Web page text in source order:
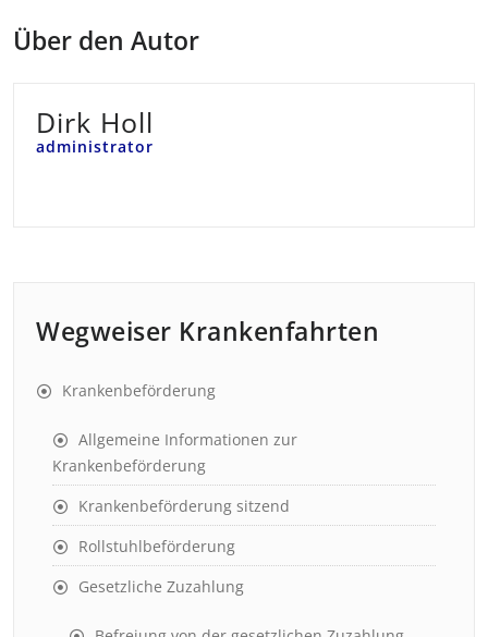
Über den Autor
Dirk Holl
administrator
Wegweiser Krankenfahrten
Krankenbeförderung
Allgemeine Informationen zur
Krankenbeförderung
Krankenbeförderung sitzend
Rollstuhlbeförderung
Gesetzliche Zuzahlung